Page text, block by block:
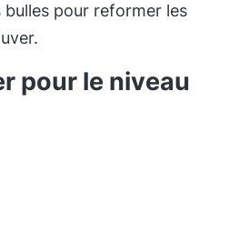
pour reformer les
pour le niveau